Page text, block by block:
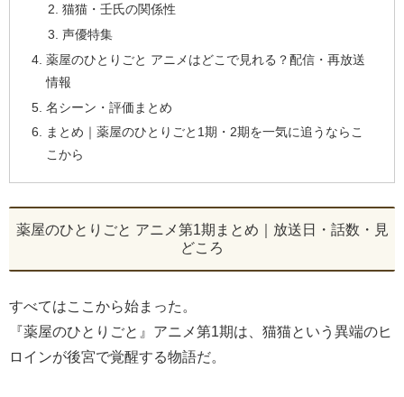
猫猫・壬氏の関係性
声優特集
薬屋のひとりごと アニメはどこで見れる？配信・再放送
情報
名シーン・評価まとめ
まとめ｜薬屋のひとりごと1期・2期を一気に追うならこ
こから
薬屋のひとりごと アニメ第1期まとめ｜放送日・話数・見
どころ
すべてはここから始まった。
『薬屋のひとりごと』アニメ第1期は、猫猫という異端のヒ
ロインが後宮で覚醒する物語だ。